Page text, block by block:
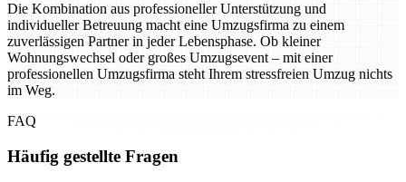
Die Kombination aus professioneller Unterstützung und
individueller Betreuung macht eine Umzugsfirma zu einem
zuverlässigen Partner in jeder Lebensphase. Ob kleiner
Wohnungswechsel oder großes Umzugsevent – mit einer
professionellen Umzugsfirma steht Ihrem stressfreien Umzug nichts
im Weg.
FAQ
Häufig gestellte Fragen